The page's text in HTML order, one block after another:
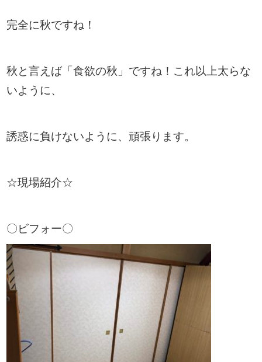
完全に秋ですね！
秋と言えば「食欲の秋」ですね！これ以上太らな
いように、
誘惑に負けないように、頑張ります。
☆現場紹介☆
〇ビフォー〇